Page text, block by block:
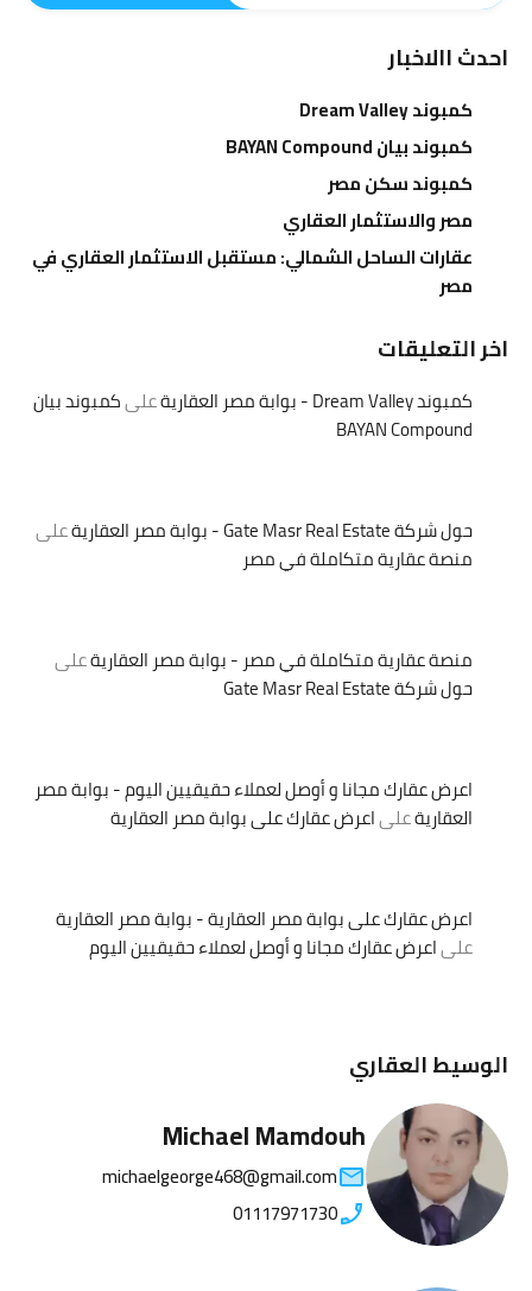
احدث االاخبار
كمبوند Dream Valley
كمبوند بيان BAYAN Compound
كمبوند سكن مصر
مصر والاستثمار العقاري
عقارات الساحل الشمالي: مستقبل الاستثمار العقاري في
مصر
اخر التعليقات
كمبوند Dream Valley - بوابة مصر العقارية علىكمبوند بيان
BAYAN Compound
حول شركة Gate Masr Real Estate - بوابة مصر العقارية
على
منصة عقارية متكاملة في مصر
منصة عقارية متكاملة في مصر - بوابة مصر العقاريةعلى
حول شركة Gate Masr Real Estate
اعرض عقارك مجانا و أوصل لعملاء حقيقيين اليوم - بوابة مصر
العقاريةعلىاعرض عقارك على بوابة مصر العقارية
اعرض عقارك على بوابة مصر العقارية - بوابة مصر العقارية
علىاعرض عقارك مجانا و أوصل لعملاء حقيقيين اليوم
الوسيط العقاري
Michael Mamdouh
michaelgeorge468@gmail.com
01117971730